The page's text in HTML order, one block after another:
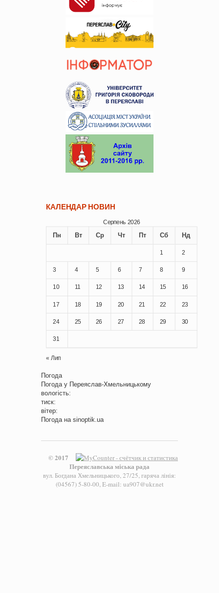
КАЛЕНДАР НОВИН
Серпень 2026
Пн Вт Ср Чт Пт Сб Нд
1 2
3 4 5 6 7 8 9
10 11 12 13 14 15 16
17 18 19 20 21 22 23
24 25 26 27 28 29 30
31
« Лип
Погода
Погода у Переяслав-Хмельницькому
вологість:
тиск:
вітер:
Погода на sinoptik.ua
© 2017
Переяславська міська рада
вул. Богдана Хмельницького, 27/25, гаряча лінія:
(04567) 5-80-00, E-mail: ua907@ukr.net